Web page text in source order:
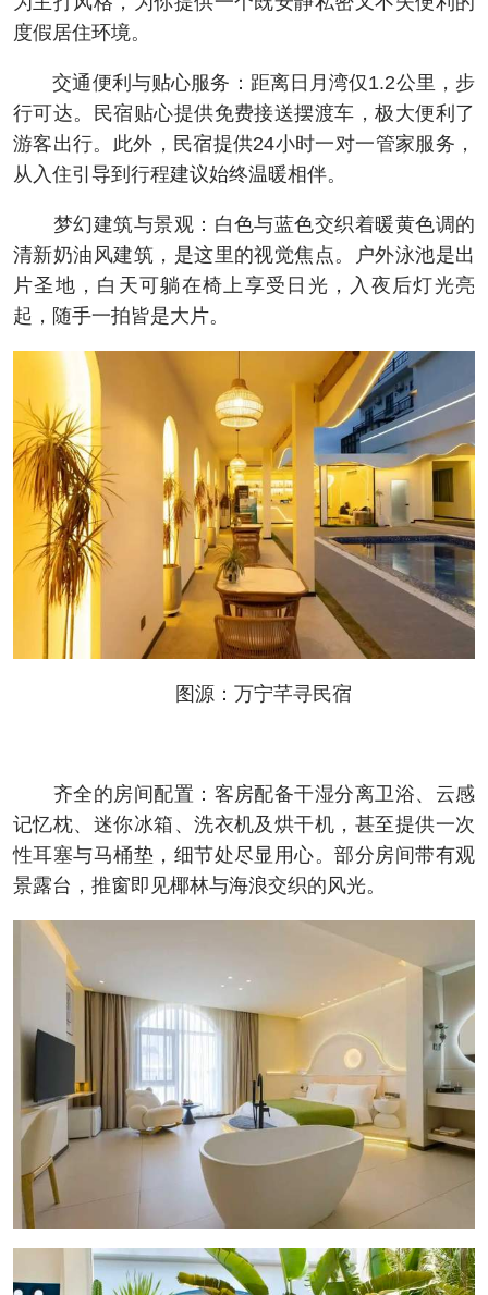
度假居住环境。
交通便利与贴心服务：距离日月湾仅1.2公里，步
行可达。民宿贴心提供免费接送摆渡车，极大便利了
游客出行。此外，民宿提供24小时一对一管家服务，
从入住引导到行程建议始终温暖相伴。
梦幻建筑与景观：白色与蓝色交织着暖黄色调的
清新奶油风建筑，是这里的视觉焦点。户外泳池是出
片圣地，白天可躺在椅上享受日光，入夜后灯光亮
起，随手一拍皆是大片。
图源：万宁芊寻民宿
齐全的房间配置：客房配备干湿分离卫浴、云感
记忆枕、迷你冰箱、洗衣机及烘干机，甚至提供一次
性耳塞与马桶垫，细节处尽显用心。部分房间带有观
景露台，推窗即见椰林与海浪交织的风光。